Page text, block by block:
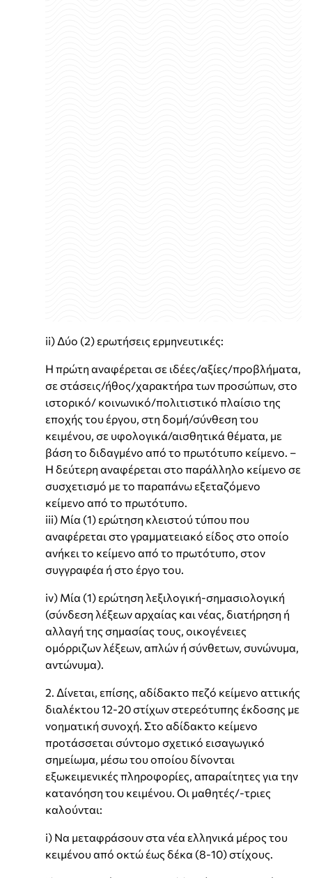
ii) Δύο (2) ερωτήσεις ερμηνευτικές:
Η πρώτη αναφέρεται σε ιδέες/αξίες/προβλήματα,
σε στάσεις/ήθος/χαρακτήρα των προσώπων, στο
ιστορικό/ κοινωνικό/πολιτιστικό πλαίσιο της
εποχής του έργου, στη δομή/σύνθεση του
κειμένου, σε υφολογικά/αισθητικά θέματα, με
βάση το διδαγμένο από το πρωτότυπο κείμενο. –
Η δεύτερη αναφέρεται στο παράλληλο κείμενο σε
συσχετισμό με το παραπάνω εξεταζόμενο
κείμενο από το πρωτότυπο.
iii) Μία (1) ερώτηση κλειστού τύπου που
αναφέρεται στο γραμματειακό είδος στο οποίο
ανήκει το κείμενο από το πρωτότυπο, στον
συγγραφέα ή στο έργο του.
iv) Μία (1) ερώτηση λεξιλογική-σημασιολογική
(σύνδεση λέξεων αρχαίας και νέας, διατήρηση ή
αλλαγή της σημασίας τους, οικογένειες
ομόρριζων λέξεων, απλών ή σύνθετων, συνώνυμα,
αντώνυμα).
2. Δίνεται, επίσης, αδίδακτο πεζό κείμενο αττικής
διαλέκτου 12-20 στίχων στερεότυπης έκδοσης με
νοηματική συνοχή. Στο αδίδακτο κείμενο
προτάσσεται σύντομο σχετικό εισαγωγικό
σημείωμα, μέσω του οποίου δίνονται
εξωκειμενικές πληροφορίες, απαραίτητες για την
κατανόηση του κειμένου. Οι μαθητές/-τριες
καλούνται:
i) Να μεταφράσουν στα νέα ελληνικά μέρος του
κειμένου από οκτώ έως δέκα (8-10) στίχους.